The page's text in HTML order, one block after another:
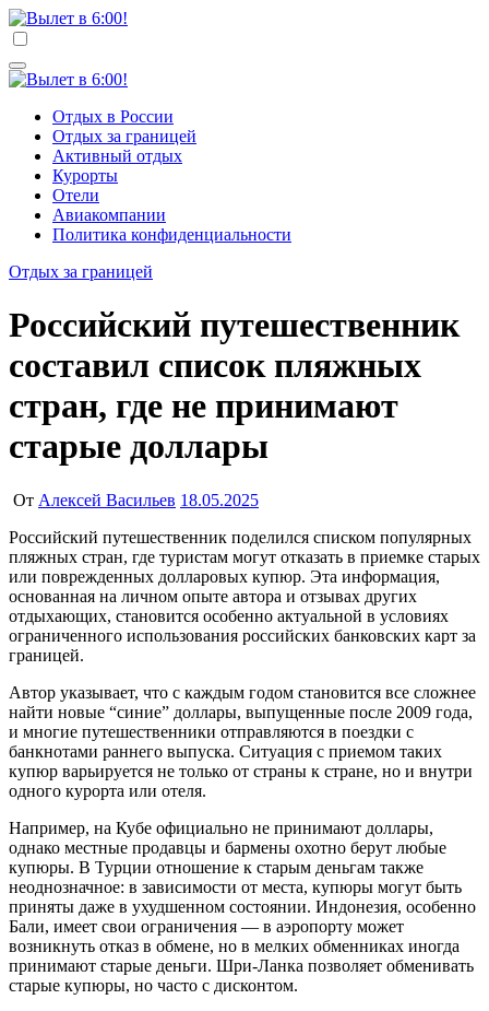
Перейти
к
Генеральный директор: Чернокоз Ольга Валерьевна
Учредитель ООО "Клуб регионов", ИНН 6685155934
Генеральный директор: Чернокоз Ольга Валерьевна
info@gosrf.ru +7 (495) 920-51-49
Отдых в России
Отдых за границей
Активный отдых
Курорты
Отели
Авиакомпании
Политика конфиденциальности
Отдых за границей
Российский путешественник
составил список пляжных
стран, где не принимают
старые доллары
От Алексей Васильев 18.05.2025
Российский путешественник поделился списком популярных
пляжных стран, где туристам могут отказать в приемке старых
или поврежденных долларовых купюр. Эта информация,
основанная на личном опыте автора и отзывах других
отдыхающих, становится особенно актуальной в условиях
ограниченного использования российских банковских карт за
границей.
Автор указывает, что с каждым годом становится все сложнее
найти новые “синие” доллары, выпущенные после 2009 года,
и многие путешественники отправляются в поездки с
банкнотами раннего выпуска. Ситуация с приемом таких
купюр варьируется не только от страны к стране, но и внутри
одного курорта или отеля.
Например, на Кубе официально не принимают доллары,
однако местные продавцы и бармены охотно берут любые
купюры. В Турции отношение к старым деньгам также
неоднозначное: в зависимости от места, купюры могут быть
приняты даже в ухудшенном состоянии. Индонезия, особенно
Бали, имеет свои ограничения — в аэропорту может
возникнуть отказ в обмене, но в мелких обменниках иногда
принимают старые деньги. Шри-Ланка позволяет обменивать
старые купюры, но часто с дисконтом.